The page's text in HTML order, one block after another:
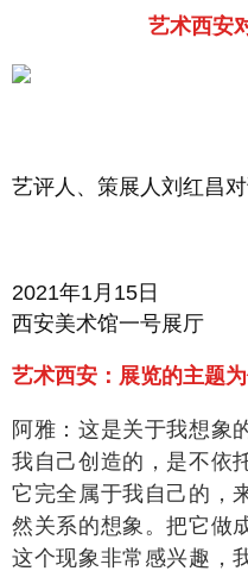
艺术西安
艺评人、策展人刘红昌
2021年1月15日
西安美术馆一号展厅
艺术西安：展览的主题
阿雅：这是关于我想象
我自己创造的，是不依
它完全属于我自己的，
然关系的想象。把它做
这个现象非常感兴趣，